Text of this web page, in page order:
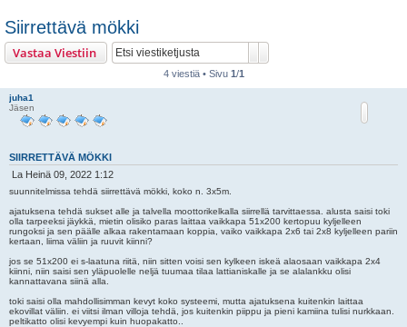
Siirrettävä mökki
Vastaa Viestiin
4 viestiä • Sivu 1/1
juha1
Jäsen
SIIRRETTÄVÄ MÖKKI
V
s
t
i
La Heinä 09, 2022 1:12
suunnitelmissa tehdä siirrettävä mökki, koko n. 3x5m.
ajatuksena tehdä sukset alle ja talvella moottorikelkalla siirrellä tarvittaessa. alusta saisi toki
olla tarpeeksi jäykkä, mietin olisiko paras laittaa vaikkapa 51x200 kertopuu kyljelleen
rungoksi ja sen päälle alkaa rakentamaan koppia, vaiko vaikkapa 2x6 tai 2x8 kyljelleen pariin
kertaan, liima väliin ja ruuvit kiinni?
jos se 51x200 ei s-laatuna riitä, niin sitten voisi sen kylkeen iskeä alaosaan vaikkapa 2x4
kiinni, niin saisi sen yläpuolelle neljä tuumaa tilaa lattianiskalle ja se alalankku olisi
kannattavana siinä alla.
toki saisi olla mahdollisimman kevyt koko systeemi, mutta ajatuksena kuitenkin laittaa
ekovillat väliin. ei viitsi ilman villoja tehdä, jos kuitenkin piippu ja pieni kamiina tulisi nurkkaan.
peltikatto olisi kevyempi kuin huopakatto..